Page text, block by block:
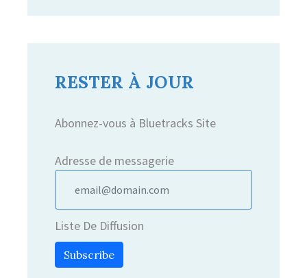
RESTER À JOUR
Abonnez-vous à Bluetracks Site
Adresse de messagerie
Liste De Diffusion
Subscribe